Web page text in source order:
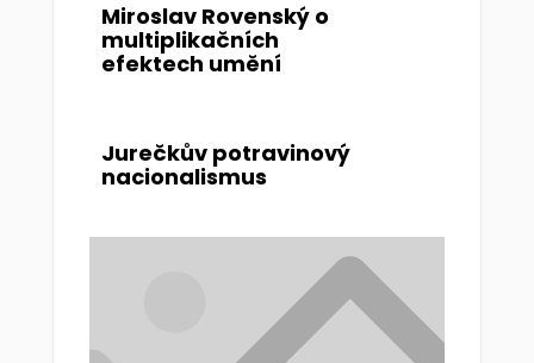
Miroslav Rovenský o
multiplikačních
efektech umění
Jurečkův potravinový
nacionalismus